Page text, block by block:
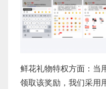
鲜花礼物特权方面：当
领取该奖励，我们采用